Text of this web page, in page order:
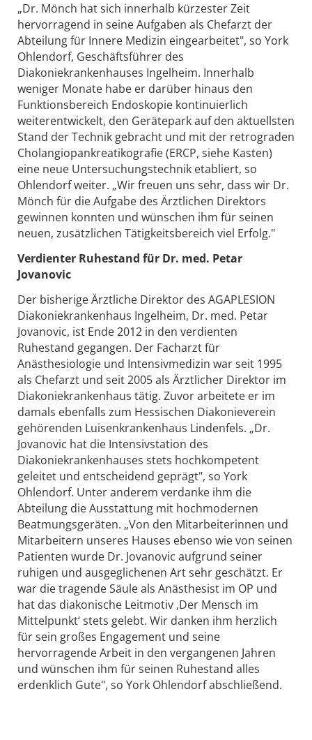
„Dr. Mönch hat sich innerhalb kürzester Zeit
hervorragend in seine Aufgaben als Chefarzt der
Abteilung für Innere Medizin eingearbeitet", so York
Ohlendorf, Geschäftsführer des
Diakoniekrankenhauses Ingelheim. Innerhalb
weniger Monate habe er darüber hinaus den
Funktionsbereich Endoskopie kontinuierlich
weiterentwickelt, den Gerätepark auf den aktuellsten
Stand der Technik gebracht und mit der retrograden
Cholangiopankreatikografie (ERCP, siehe Kasten)
eine neue Untersuchungstechnik etabliert, so
Ohlendorf weiter. „Wir freuen uns sehr, dass wir Dr.
Mönch für die Aufgabe des Ärztlichen Direktors
gewinnen konnten und wünschen ihm für seinen
neuen, zusätzlichen Tätigkeitsbereich viel Erfolg."
Verdienter Ruhestand für Dr. med. Petar
Jovanovic
Der bisherige Ärztliche Direktor des AGAPLESION
Diakoniekrankenhaus Ingelheim, Dr. med. Petar
Jovanovic, ist Ende 2012 in den verdienten
Ruhestand gegangen. Der Facharzt für
Anästhesiologie und Intensivmedizin war seit 1995
als Chefarzt und seit 2005 als Ärztlicher Direktor im
Diakoniekrankenhaus tätig. Zuvor arbeitete er im
damals ebenfalls zum Hessischen Diakonieverein
gehörenden Luisenkrankenhaus Lindenfels. „Dr.
Jovanovic hat die Intensivstation des
Diakoniekrankenhauses stets hochkompetent
geleitet und entscheidend geprägt", so York
Ohlendorf. Unter anderem verdanke ihm die
Abteilung die Ausstattung mit hochmodernen
Beatmungsgeräten. „Von den Mitarbeiterinnen und
Mitarbeitern unseres Hauses ebenso wie von seinen
Patienten wurde Dr. Jovanovic aufgrund seiner
ruhigen und ausgeglichenen Art sehr geschätzt. Er
war die tragende Säule als Anästhesist im OP und
hat das diakonische Leitmotiv ‚Der Mensch im
Mittelpunkt‘ stets gelebt. Wir danken ihm herzlich
für sein großes Engagement und seine
hervorragende Arbeit in den vergangenen Jahren
und wünschen ihm für seinen Ruhestand alles
erdenklich Gute", so York Ohlendorf abschließend.